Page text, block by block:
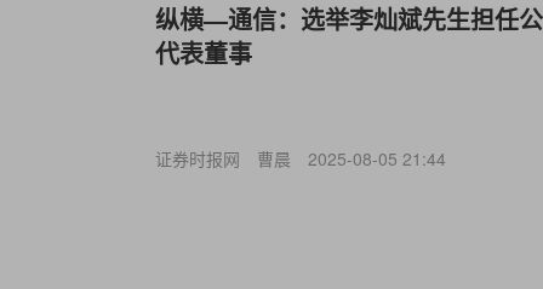
纵横—通信：选举李灿斌先生担任
代表董事
证券时报网 曹晨 2025-08-05 21:44